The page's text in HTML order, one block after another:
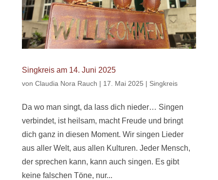
Singkreis am 14. Juni 2025
von Claudia Nora Rauch | 17. Mai 2025 | Singkreis
Da wo man singt, da lass dich nieder… Singen
verbindet, ist heilsam, macht Freude und bringt
dich ganz in diesen Moment. Wir singen Lieder
aus aller Welt, aus allen Kulturen. Jeder Mensch,
der sprechen kann, kann auch singen. Es gibt
keine falschen Töne, nur...